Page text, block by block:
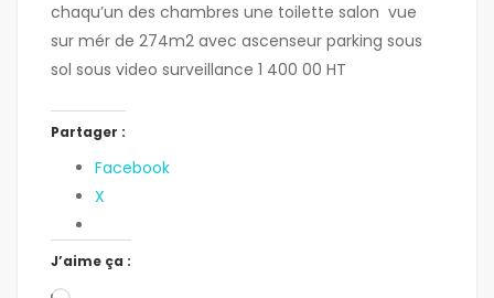
chaqu’un des chambres une toilette salon vue
sur mér de 274m2 avec ascenseur parking sous
sol sous video surveillance 1 400 00 HT
Partager :
Facebook
X
J’aime ça :